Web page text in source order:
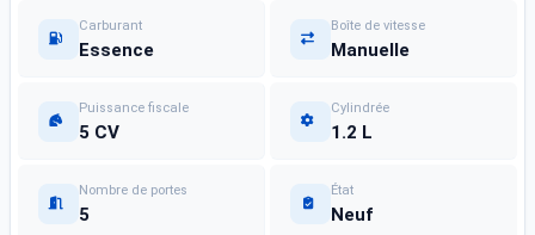
Carburant
Essence
Boîte de vitesse
Manuelle
Puissance fiscale
5 CV
Cylindrée
1.2 L
Nombre de portes
5
État
Neuf